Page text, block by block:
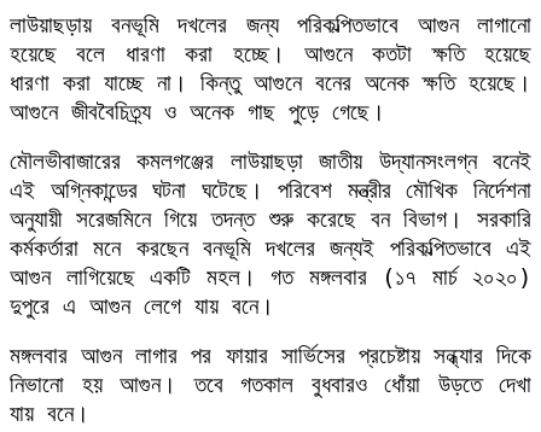
লাউয়াছড়ায় বনভূমি দখলের জন্য পরিকল্পিতভাবে আগুন লাগানো
হয়েছে বলে ধারণা করা হচ্ছে। আগুনে কতটা ক্ষতি হয়েছে
ধারণা করা যাচ্ছে না। কিন্তু আগুনে বনের অনেক ক্ষতি হয়েছে।
আগুনে জীববৈচিত্র্য ও অনেক গাছ পুড়ে গেছে।
মৌলভীবাজারের কমলগঞ্জের লাউয়াছড়া জাতীয় উদ্যানসংলগ্ন বনেই
এই অগ্নিকান্ডের ঘটনা ঘটেছে। পরিবেশ মন্ত্রীর মৌখিক নির্দেশনা
অনুযায়ী সরেজমিনে গিয়ে তদন্ত শুরু করেছে বন বিভাগ। সরকারি
কর্মকর্তারা মনে করছেন বনভূমি দখলের জন্যই পরিকল্পিতভাবে এই
আগুন লাগিয়েছে একটি মহল। গত মঙ্গলবার (১৭ মার্চ ২০২০)
দুপুরে এ আগুন লেগে যায় বনে।
মঙ্গলবার আগুন লাগার পর ফায়ার সার্ভিসের প্রচেষ্টায় সন্ধ্যার দিকে
নিভানো হয় আগুন। তবে গতকাল বুধবারও ধোঁয়া উড়তে দেখা
যায় বনে।